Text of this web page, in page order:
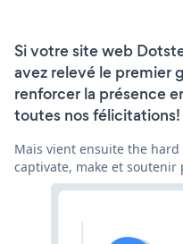
Si votre site web
avez relevé le premier
renforcer la présence
toutes nos félicitations!
Mais vient ensuite the
captivate, make et soutenir